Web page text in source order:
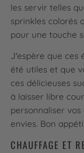
les servir telles
sprinkles colorés
pour une touche
J'espère que ces
été utiles et que
ces délicieuses
à laisser libre
personnaliser
envies. Bon
CHAUFFAGE ET